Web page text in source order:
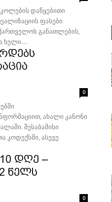
დაწყებითი
ფასები
განათლების,
ხელი....
0
ახალი კანონი
კოდექსში, ასევე
დღე –
წელს
0